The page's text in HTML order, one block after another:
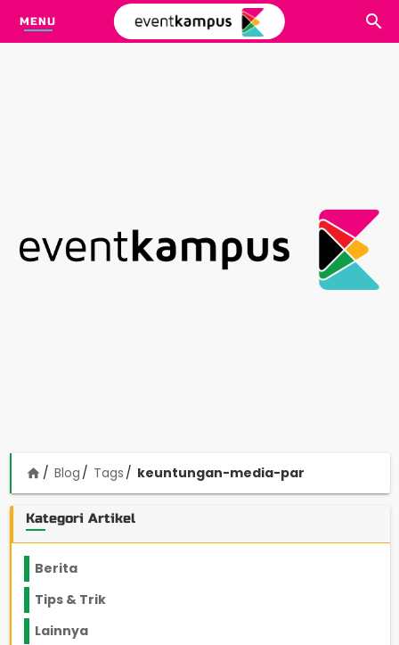
MENU
home Blog Tags keuntungan-media-par
Kategori Artikel
Berita
Tips & Trik
Lainnya